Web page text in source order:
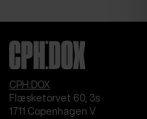
CPH:DOX
Flæsketorvet 60, 3s
1711 Copenhagen V